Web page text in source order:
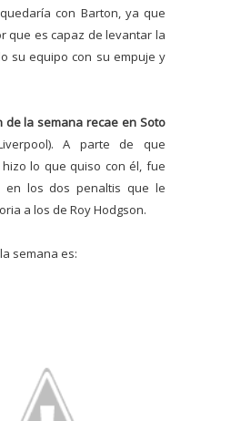
con Barton, ya que
que es capaz de levantar la
su equipo con su empuje y
de la semana recae en Soto
A parte de que
hizo lo que quiso con él, fue
en los dos penaltis que le
a los de Roy Hodgson.
semana es: